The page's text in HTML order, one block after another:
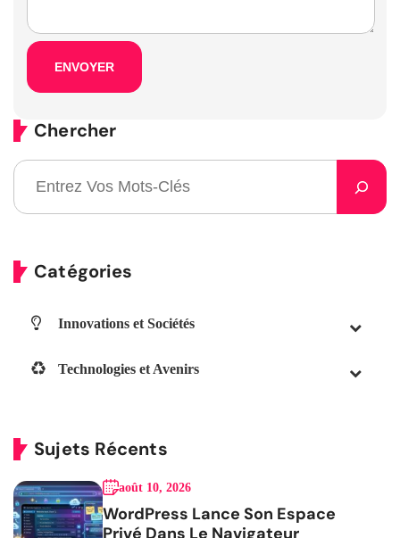
Chercher
Catégories
Innovations et Sociétés
Technologies et Avenirs
Sujets Récents
août 10, 2026
WordPress Lance Son Espace
Privé Dans Le Navigateur